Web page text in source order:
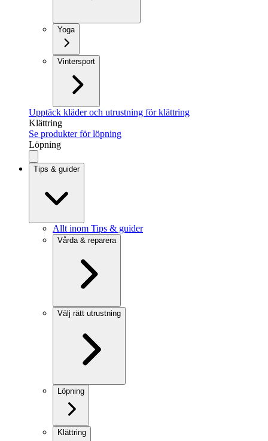
Yoga
Vintersport
Upptäck kläder och utrustning för klättring
Klättring
Se produkter för löpning
Löpning
Tips & guider
Allt inom Tips & guider
Vårda & reparera
Välj rätt utrustning
Löpning
Klättring